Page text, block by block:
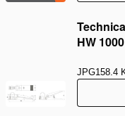
HW 1000
JPG158.4